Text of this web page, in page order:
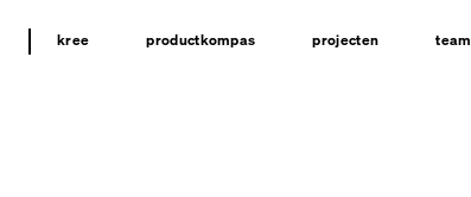
kree productkompas projecten team